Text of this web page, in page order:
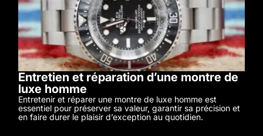
Entretien et réparation d’une montre de
luxe homme
Entretenir et réparer une montre de luxe homme est
essentiel pour préserver sa valeur, garantir sa précision et
en faire durer le plaisir d’exception au quotidien.